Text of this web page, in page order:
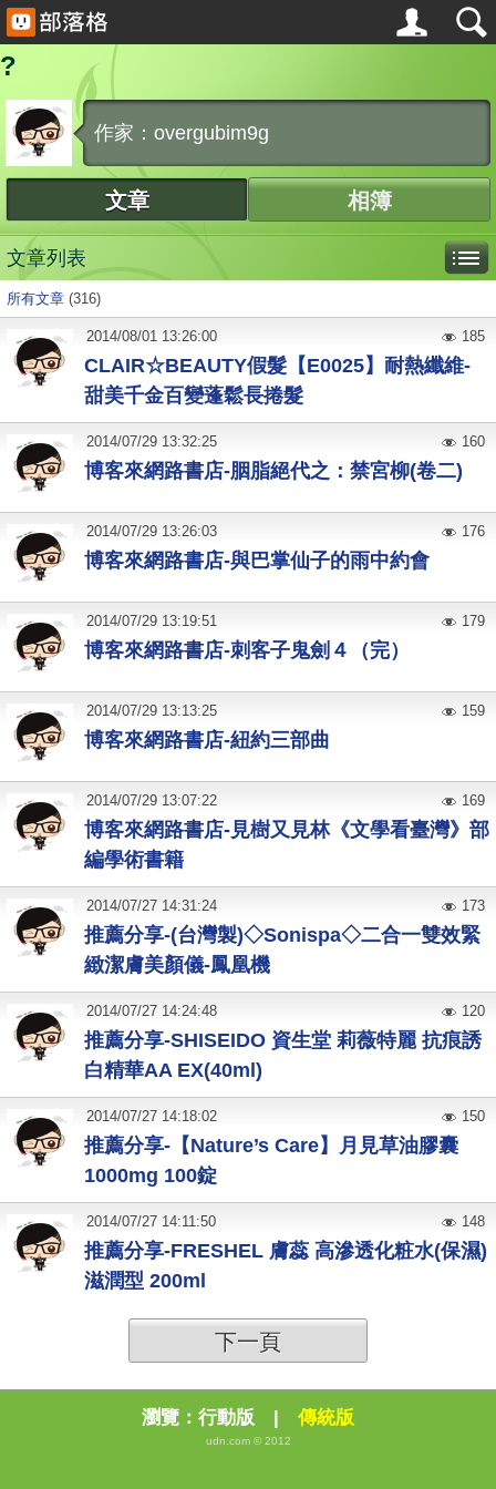
?
作家：overgubim9g
文章 相簿
文章列表
所有文章 (316)
CLAIR☆BEAUTY假髮【E0025】耐熱纖維-
甜美千金百變蓬鬆長捲髮
2014/08/01 13:26:00 185
博客來網路書店-胭脂絕代之：禁宮柳(卷二)
2014/07/29 13:32:25 160
博客來網路書店-與巴掌仙子的雨中約會
2014/07/29 13:26:03 176
博客來網路書店-刺客子鬼劍４（完）
2014/07/29 13:19:51 179
博客來網路書店-紐約三部曲
2014/07/29 13:13:25 159
博客來網路書店-見樹又見林《文學看臺灣》部
編學術書籍
2014/07/29 13:07:22 169
推薦分享-(台灣製)◇Sonispa◇二合一雙效緊
緻潔膚美顏儀-鳳凰機
2014/07/27 14:31:24 173
推薦分享-SHISEIDO 資生堂 莉薇特麗 抗痕誘
白精華AA EX(40ml)
2014/07/27 14:24:48 120
推薦分享-【Nature’s Care】月見草油膠囊
1000mg 100錠
2014/07/27 14:18:02 150
推薦分享-FRESHEL 膚蕊 高滲透化粧水(保濕)
滋潤型 200ml
2014/07/27 14:11:50 148
下一頁
瀏覽： 行動版 | 傳統版
udn.com © 2012